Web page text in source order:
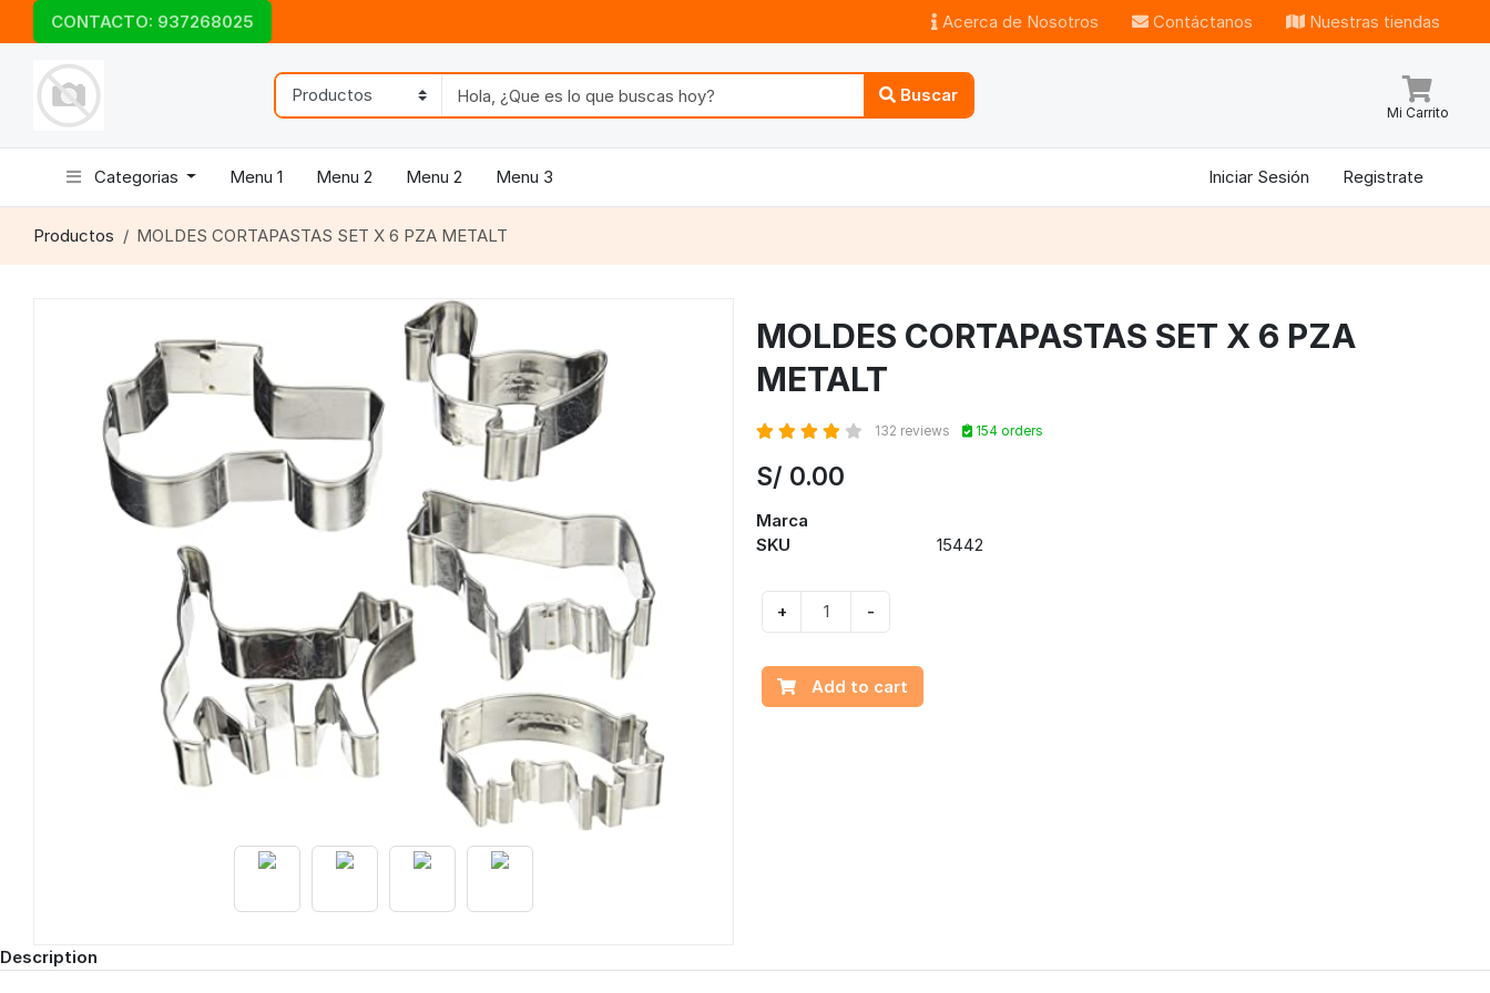
CONTACTO: 937268025 Acerca de Nosotros Contáctanos Nuestras tiendas
Buscar
Mi Carrito
Categorias Menu 1 Menu 2 Menu 2 Menu 3 Iniciar Sesión Registrate
Productos MOLDES CORTAPASTAS SET X 6 PZA METALT
MOLDES CORTAPASTAS SET X 6 PZA
METALT
132 reviews 154 orders
S/ 0.00
Marca
SKU
15442
+ -
Add to cart
Description